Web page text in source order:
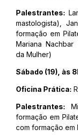
Palestrantes:
mastologista),
formação em
Mariana Nachbar
da Mulher)
Sábado (19), às
Oficina Prática:
Palestrantes:
formação em
com formação em